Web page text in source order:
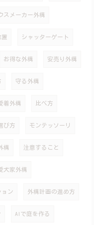
スメーカー外構
置 シャッターゲート
お得な外構 安売り外構
守る外構
着外構 比べ方
び方 モンテッソーリ
構 注意すること
犬家外構
ョン 外構計画の進め方
AIで庭を作る